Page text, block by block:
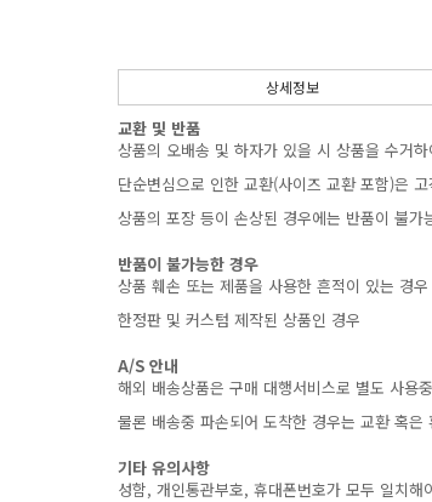
상세정보
교환및반품
상품의오배송및하자가있을시상품을수거
단순변심으로인한교환(사이즈교환포함)은
상품의포장등이손상된경우에는반품이불
반품이불가능한경우
상품훼손또는제품을사용한흔적이있는경우
한정판및커스텀제작된상품인경우
A/S안내
해외배송상품은구매대행서비스로별도사용
물론배송중파손되어도착한경우는교환혹은
기타유의사항
성함,개인통관부호,휴대폰번호가모두일치해